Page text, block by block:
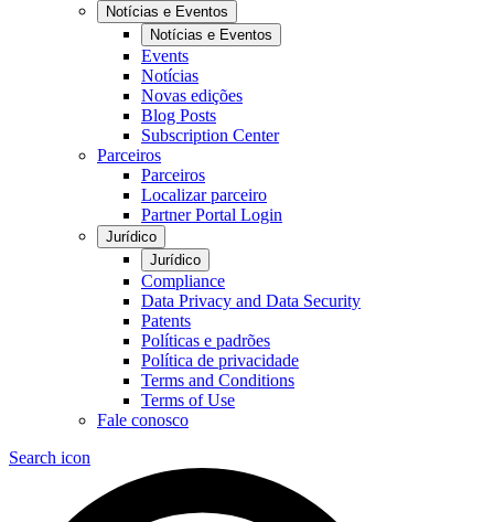
Notícias e Eventos
Notícias e Eventos
Events
Notícias
Novas edições
Blog Posts
Subscription Center
Parceiros
Parceiros
Localizar parceiro
Partner Portal Login
Jurídico
Jurídico
Compliance
Data Privacy and Data Security
Patents
Políticas e padrões
Política de privacidade
Terms and Conditions
Terms of Use
Fale conosco
Search icon